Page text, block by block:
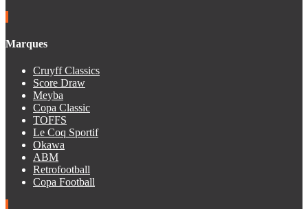
Marques
Cruyff Classics
Score Draw
Meyba
Copa Classic
TOFFS
Le Coq Sportif
Okawa
ABM
Retrofootball
Copa Football